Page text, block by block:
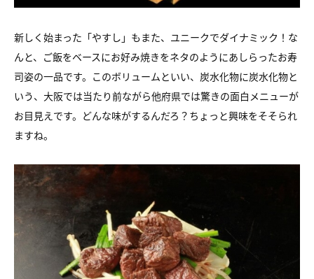
新しく始まった「やすし」もまた、ユニークでダイナミック！な
んと、ご飯をベースにお好み焼きをネタのようにあしらったお寿
司姿の一品です。このボリュームといい、炭水化物に炭水化物と
いう、大阪では当たり前ながら他府県では驚きの面白メニューが
お目見えです。どんな味がするんだろ？ちょっと興味をそそられ
ますね。